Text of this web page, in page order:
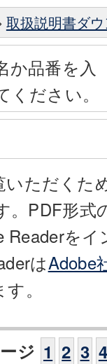
取扱説明書ダ
か品番を入
ください。
いただくた
。PDF形
Readerを
はAdobe
。
ジ 1 2 3